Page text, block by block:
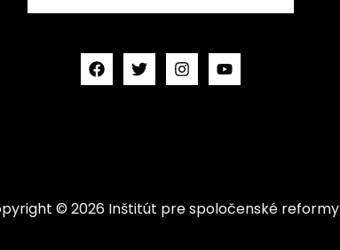
© 2026 Inštitút pre spoločenské reformy